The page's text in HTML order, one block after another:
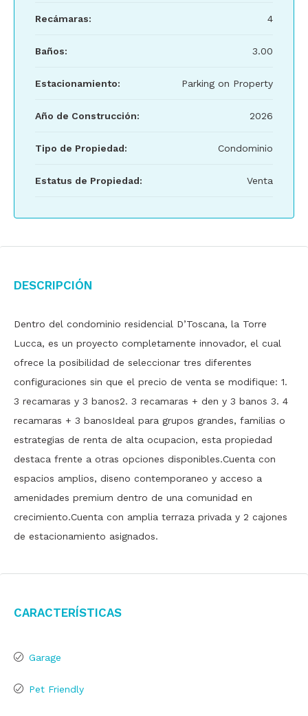
Recámaras: 4
Baños: 3.00
Estacionamiento: Parking on Property
Año de Construcción: 2026
Tipo de Propiedad: Condominio
Estatus de Propiedad: Venta
Descripción
Dentro del condominio residencial D’Toscana, la Torre
Lucca, es un proyecto completamente innovador, el cual
ofrece la posibilidad de seleccionar tres diferentes
configuraciones sin que el precio de venta se modifique: 1.
3 recamaras y 3 banos2. 3 recamaras + den y 3 banos 3. 4
recamaras + 3 banosIdeal para grupos grandes, familias o
estrategias de renta de alta ocupacion, esta propiedad
destaca frente a otras opciones disponibles.Cuenta con
espacios amplios, diseno contemporaneo y acceso a
amenidades premium dentro de una comunidad en
crecimiento.Cuenta con amplia terraza privada y 2 cajones
de estacionamiento asignados.
Características
Garage
Pet Friendly